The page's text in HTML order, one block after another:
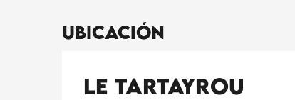
Ubicación
Le Tartayrou